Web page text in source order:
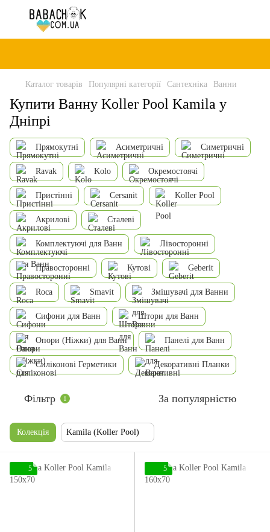
Каталог товарів Популярні категорії Сантехніка Ванни
Купити Ванну Koller Pool Kamila у
Дніпрі
Прямокутні Асиметричні Симетричні
Ravak Kolo Окремостоячі
Пристінні Cersanit Koller Pool
Акрилові Сталеві
Комплектуючі для Ванн Лівосторонні
Правосторонні Кутові Geberit
Roca Smavit Змішувачі для Ванни
Сифони для Ванн Штори для Ванн
Опори (Ніжки) для Ванн Панелі для Ванн
Силіконові Герметики Декоративні Планки
Фільтр 1 За популярністю
Колекція Kamila (Koller Pool)
5 5